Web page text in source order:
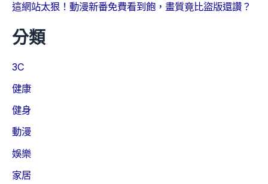
這網站太狠！動漫新番免費看到飽，畫質竟比盜版還讚？
分類
3C
健康
健身
動漫
娛樂
家居